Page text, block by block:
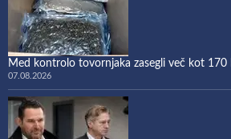
Med kontrolo tovornjaka zasegli več kot 170
07.08.2026